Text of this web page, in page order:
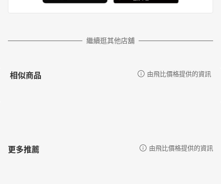
繼續逛其他店舖
相似商品 由飛比價格提供的資訊
更多推薦 由飛比價格提供的資訊